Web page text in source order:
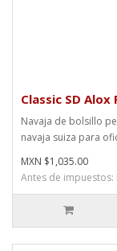
Classic SD
Navaja de bolsillo
navaja suiza para
MXN $1,035.00
Antes de impuestos: